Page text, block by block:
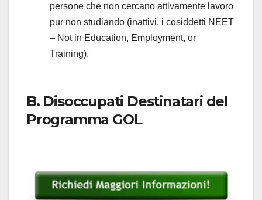
persone che non cercano attivamente lavoro
pur non studiando (inattivi, i cosiddetti NEET
– Not in Education, Employment, or
Training).
B. Disoccupati Destinatari del
Programma GOL